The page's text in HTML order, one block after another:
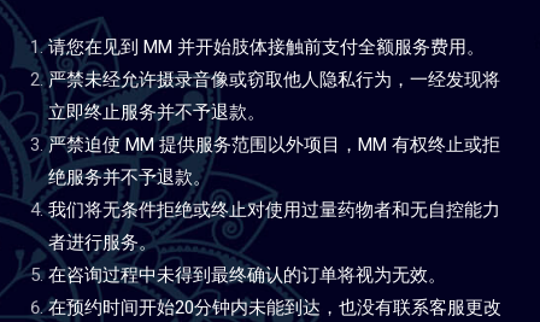
请您在见到 MM 并开始肢体接触前支付全额服务费用。
严禁未经允许摄录音像或窃取他人隐私行为，一经发现将
立即终止服务并不予退款。
严禁迫使 MM 提供服务范围以外项目，MM 有权终止或拒
绝服务并不予退款。
我们将无条件拒绝或终止对使用过量药物者和无自控能力
者进行服务。
在咨询过程中未得到最终确认的订单将视为无效。
在预约时间开始20分钟内未能到达，也没有联系客服更改